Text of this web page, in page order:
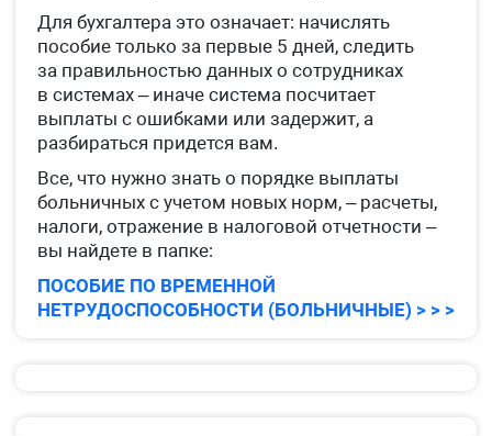
Для бухгалтера это означает: начислять
пособие только за первые 5 дней, следить
за правильностью данных о сотрудниках
в системах – иначе система посчитает
выплаты с ошибками или задержит, а
разбираться придется вам.
Все, что нужно знать о порядке выплаты
больничных с учетом новых норм, – расчеты,
налоги, отражение в налоговой отчетности –
вы найдете в папке:
ПОСОБИЕ ПО ВРЕМЕННОЙ
НЕТРУДОСПОСОБНОСТИ (БОЛЬНИЧНЫЕ) > > >